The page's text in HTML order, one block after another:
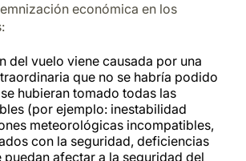
económica en los
del vuelo viene causada por una
que no se habría podido
hubieran tomado todas las
(por ejemplo: inestabilidad
meteorológicas incompatibles,
con la seguridad, deficiencias
puedan afectar a la seguridad del